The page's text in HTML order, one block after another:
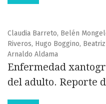
Claudia Barreto, Belén
Riveros, Hugo Boggino,
Arnaldo Aldama
Enfermedad
del adulto. Reporte